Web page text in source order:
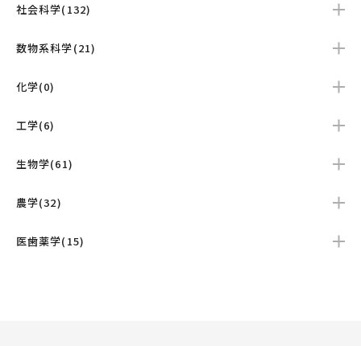
社会科学(132)
数物系科学(21)
化学(0)
工学(6)
生物学(61)
農学(32)
医歯薬学(15)